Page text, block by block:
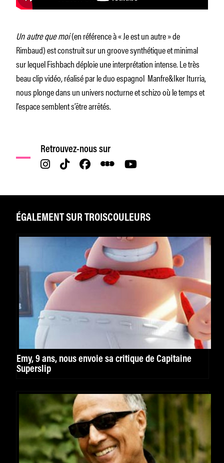
Un autre que moi(en référence à « Je est un autre » de
Rimbaud) est construit sur un groove synthétique et minimal
sur lequel Fishbach déploie une interprétation intense. Le très
beau clip vidéo, réalisé par le duo espagnol Manfre&Iker Iturria,
nous plonge dans un univers nocturne et schizo où le temps et
l’espace semblent s’être arrêtés.
Retrouvez-nous sur
ÉGALEMENT SUR TROISCOULEURS
Emy, 9 ans, nous envoie sa critique de Capitaine
Superslip